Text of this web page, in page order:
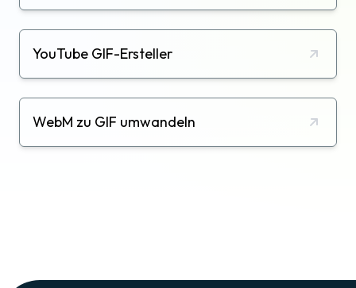
YouTube GIF-Ersteller
WebM zu GIF umwandeln